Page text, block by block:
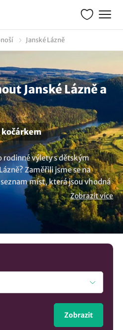
Janské Lázně
Janské Lázně a
kočárkem
rodinné výlety s dětským
Zaměřili jsme se na
míst, která jsou vhodná
batoletem v kočárku. Naše
co podniknout a jak
i zábavná pro vás i vaše
dětským kočárkem zahrnují
i pro ty nejmenší
nevyhovuje, vezměte s
Zobrazit více
Zobrazit